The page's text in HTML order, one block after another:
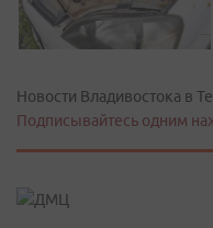
Новости Владивостока в
Подписывайтесь одним